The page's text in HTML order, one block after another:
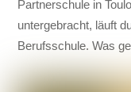
Partnerschule in
untergebracht, läuft
Berufsschule. Was